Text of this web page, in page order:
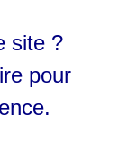
site ?
pour